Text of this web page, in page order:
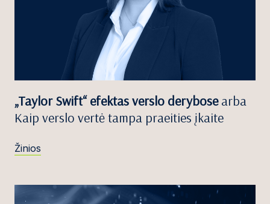
„Taylor Swift“ efektas verslo derybosearba
Kaip verslo vertė tampa praeities įkaite
Žinios